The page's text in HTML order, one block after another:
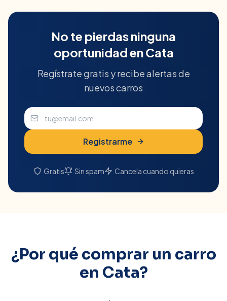
No te pierdas ninguna
oportunidad enCata
Regístrate gratis y recibe alertas de
nuevos carros
Registrarme
Gratis Sin spam Cancela cuando quieras
¿Por qué comprar un carro
en Cata?